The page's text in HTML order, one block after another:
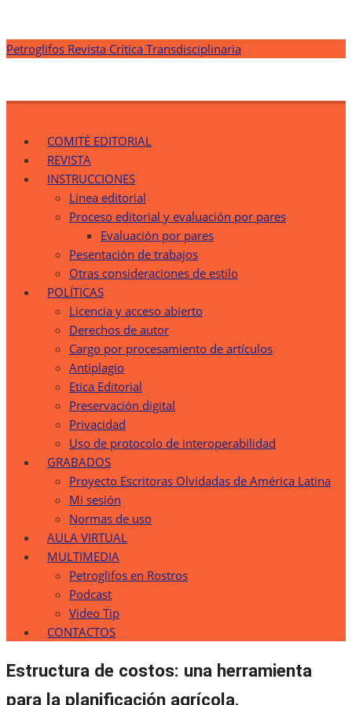
Saltar
Petroglifos Revista Crítica Transdisciplinaria
COMITÉ EDITORIAL
REVISTA
INSTRUCCIONES
Linea editorial
Proceso editorial y evaluación por pares
Evaluación por pares
Pesentación de trabajos
Otras consideraciones de estilo
POLÍTICAS
Licencia y acceso abierto
Derechos de autor
Cargo por procesamiento de artículos
Antiplagio
Etica Editorial
Preservación digital
Privacidad
Uso de protocolo de interoperabilidad
GRABADOS
Proyecto Escritoras Olvidadas de América Latina
Mi sesión
Normas de uso
AULA VIRTUAL
MULTIMEDIA
Petroglifos en Rostros
Podcast
Video Tip
CONTACTOS
Estructura de costos: una herramienta
para la planificación agrícola.